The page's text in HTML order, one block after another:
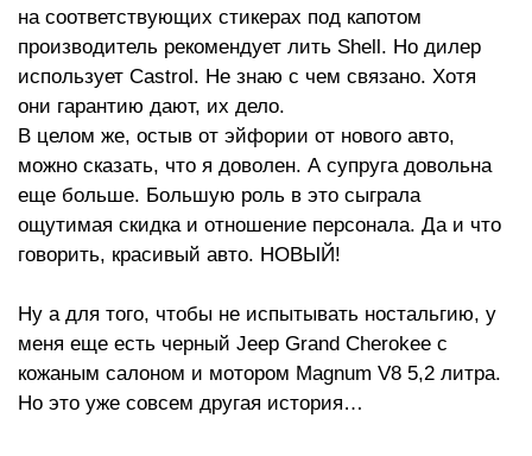
на соответствующих стикерах под капотом
производитель рекомендует лить Shell. Но дилер
использует Castrol. Не знаю с чем связано. Хотя
они гарантию дают, их дело.
В целом же, остыв от эйфории от нового авто,
можно сказать, что я доволен. А супруга довольна
еще больше. Большую роль в это сыграла
ощутимая скидка и отношение персонала. Да и что
говорить, красивый авто. НОВЫЙ!
Ну а для того, чтобы не испытывать ностальгию, у
меня еще есть черный Jeep Grand Cherokee с
кожаным салоном и мотором Magnum V8 5,2 литра.
Но это уже совсем другая история…